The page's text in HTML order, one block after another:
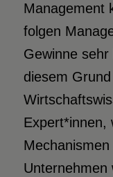
Management
folgen
Gewinne
diesem
Expert*innen,
Unternehmen